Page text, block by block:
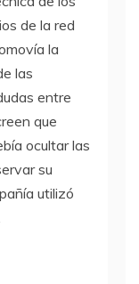
de la red
la
las
entre
que
ocultar las
su
utilizó